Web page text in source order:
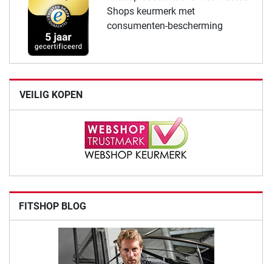
Shops keurmerk met
consumenten-bescherming
VEILIG KOPEN
FITSHOP BLOG